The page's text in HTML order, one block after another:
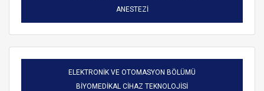
ANESTEZİ
ELEKTRONİK VE OTOMASYON BÖLÜMÜ
BİYOMEDİKAL CİHAZ TEKNOLOJİSİ